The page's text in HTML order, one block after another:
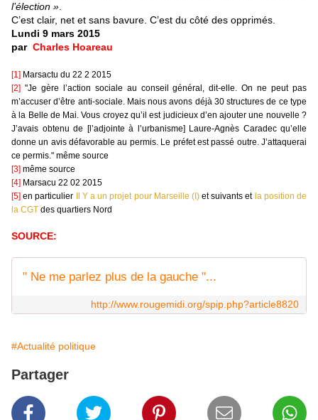
l’élection »
C’est clair, net et sans bavure. C’est du côté des opprimés.
Lundi 9 mars 2015
par Charles Hoareau
[1] Marsactu du 22 2 2015
[2] "Je gère l’action sociale au conseil général, dit-elle. On ne peut pas
m’accuser d’être anti-sociale. Mais nous avons déjà 30 structures de ce type
à la Belle de Mai. Vous croyez qu’il est judicieux d’en ajouter une nouvelle ?
J’avais obtenu de [l’adjointe à l’urbanisme] Laure-Agnès Caradec qu’elle
donne un avis défavorable au permis. Le préfet est passé outre. J’attaquerai
ce permis." même source
[3] même source
[4] Marsacu 22 02 2015
[5] en particulier Il Y a un projet pour Marseille (I)et suivants et la position de
la CGT des quartiers Nord
SOURCE:
" Ne me parlez plus de la gauche "...
http://www.rougemidi.org/spip.php?article8820
#Actualité politique
Partager